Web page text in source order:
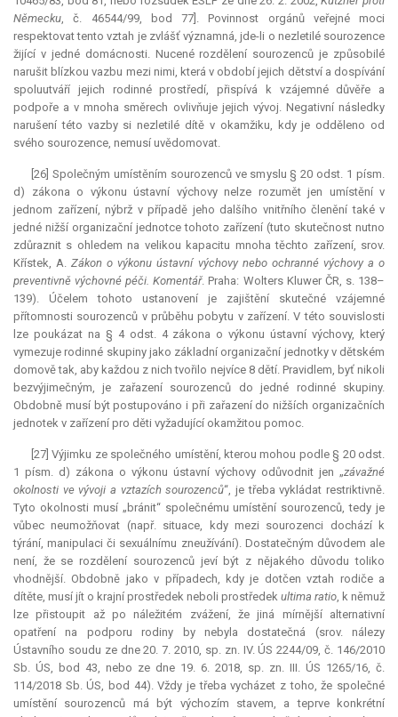
Německu, č. 46544/99, bod 77]. Povinnost orgánů veřejné moci
respektovat tento vztah je zvlášť významná, jde-li o nezletilé sourozence
žijící v jedné domácnosti. Nucené rozdělení sourozenců je způsobilé
narušit blízkou vazbu mezi nimi, která v období jejich dětství a dospívání
spoluutváří jejich rodinné prostředí, přispívá k vzájemné důvěře a
podpoře a v mnoha směrech ovlivňuje jejich vývoj. Negativní následky
narušení této vazby si nezletilé dítě v okamžiku, kdy je odděleno od
svého sourozence, nemusí uvědomovat.
[26] Společným umístěním sourozenců ve smyslu § 20 odst. 1 písm.
d) zákona o výkonu ústavní výchovy nelze rozumět jen umístění v
jednom zařízení, nýbrž v případě jeho dalšího vnitřního členění také v
jedné nižší organizační jednotce tohoto zařízení (tuto skutečnost nutno
zdůraznit s ohledem na velikou kapacitu mnoha těchto zařízení, srov.
Křístek, A.Zákon o výkonu ústavní výchovy nebo ochranné výchovy a o
preventivně výchovné péči. Komentář. Praha: Wolters Kluwer ČR, s. 138–
139). Účelem tohoto ustanovení je zajištění skutečné vzájemné
přítomnosti sourozenců v průběhu pobytu v zařízení. V této souvislosti
lze poukázat na § 4 odst. 4 zákona o výkonu ústavní výchovy, který
vymezuje rodinné skupiny jako základní organizační jednotky v dětském
domově tak, aby každou z nich tvořilo nejvíce 8 dětí. Pravidlem, byť nikoli
bezvýjimečným, je zařazení sourozenců do jedné rodinné skupiny.
Obdobně musí být postupováno i při zařazení do nižších organizačních
jednotek v zařízení pro děti vyžadující okamžitou pomoc.
[27] Výjimku ze společného umístění, kterou mohou podle § 20 odst.
1 písm. d) zákona o výkonu ústavní výchovy odůvodnit jen „závažné
okolnosti ve vývoji a vztazích sourozenců“, je třeba vykládat restriktivně.
Tyto okolnosti musí „bránit“ společnému umístění sourozenců, tedy je
vůbec neumožňovat (např. situace, kdy mezi sourozenci dochází k
týrání, manipulaci či sexuálnímu zneužívání). Dostatečným důvodem ale
není, že se rozdělení sourozenců jeví být z nějakého důvodu toliko
vhodnější. Obdobně jako v případech, kdy je dotčen vztah rodiče a
dítěte, musí jít o krajní prostředek neboli prostředek ultima ratio, k němuž
lze přistoupit až po náležitém zvážení, že jiná mírnější alternativní
opatření na podporu rodiny by nebyla dostatečná (srov. nálezy
Ústavního soudu ze dne 20. 7. 2010, sp. zn. IV. ÚS 2244/09, č. 146/2010
Sb. ÚS, bod 43, nebo ze dne 19. 6. 2018, sp. zn. III. ÚS 1265/16, č.
114/2018 Sb. ÚS, bod 44). Vždy je třeba vycházet z toho, že společné
umístění sourozenců má být výchozím stavem, a teprve konkrétní